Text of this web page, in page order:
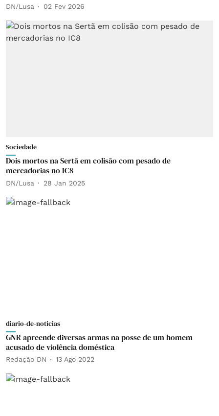
DN/Lusa 02 Fev 2026
Sociedade
Dois mortos na Sertã em colisão com pesado de
mercadorias no IC8
DN/Lusa 28 Jan 2025
diario-de-noticias
GNR apreende diversas armas na posse de um homem
acusado de violência doméstica
Redação DN 13 Ago 2022